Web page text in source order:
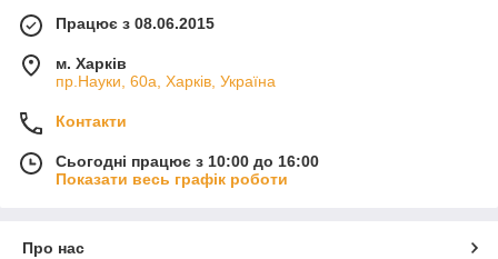
Працює з 08.06.2015
м. Харків
пр.Науки, 60а, Харків, Україна
Контакти
Сьогодні працює з 10:00 до 16:00
Показати весь графік роботи
Про нас